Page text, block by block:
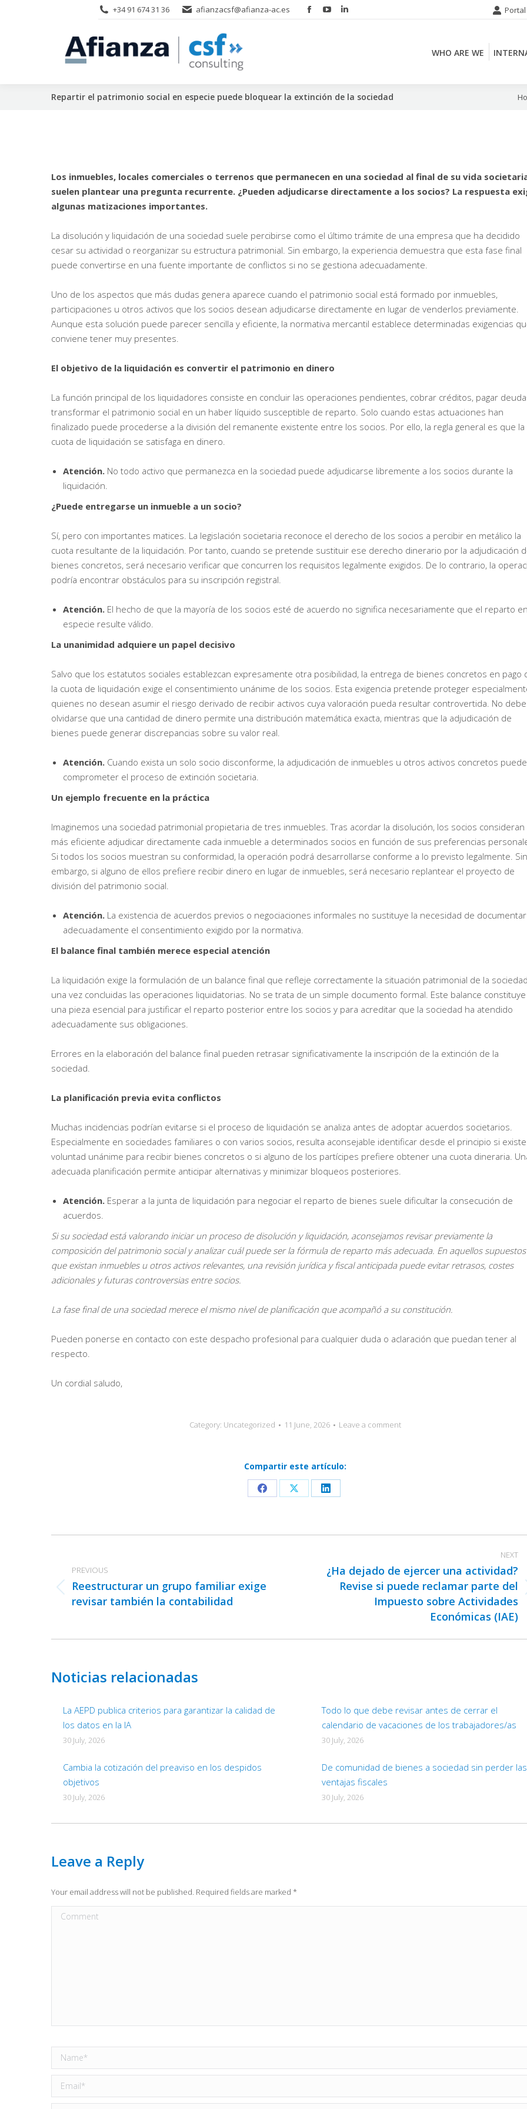
+34 91 674 31 36 afianzacsf@afianza-ac.es
Facebook
window
YouTube
window
Linkedin
window
WHO ARE WE
Repartir el patrimonio social en especie puede bloquear la extinción de la sociedad
Los inmuebles, locales comerciales o terrenos que permanecen en una sociedad al final de su vida
suelen plantear una pregunta recurrente. ¿Pueden adjudicarse directamente a los socios? La respuesta
algunas matizaciones importantes.
La disolución y liquidación de una sociedad suele percibirse como el último trámite de una empresa que ha decidido
cesar su actividad o reorganizar su estructura patrimonial. Sin embargo, la experiencia demuestra que esta fase final
puede convertirse en una fuente importante de conflictos si no se gestiona adecuadamente.
Uno de los aspectos que más dudas genera aparece cuando el patrimonio social está formado por inmuebles,
participaciones u otros activos que los socios desean adjudicarse directamente en lugar de venderlos previamente.
Aunque esta solución puede parecer sencilla y eficiente, la normativa mercantil establece determinadas exigencias
conviene tener muy presentes.
El objetivo de la liquidación es convertir el patrimonio en dinero
La función principal de los liquidadores consiste en concluir las operaciones pendientes, cobrar créditos, pagar
transformar el patrimonio social en un haber líquido susceptible de reparto. Solo cuando estas actuaciones han
finalizado puede procederse a la división del remanente existente entre los socios. Por ello, la regla general es que la
cuota de liquidación se satisfaga en dinero.
Atención. No todo activo que permanezca en la sociedad puede adjudicarse libremente a los socios durante la
liquidación.
¿Puede entregarse un inmueble a un socio?
Sí, pero con importantes matices. La legislación societaria reconoce el derecho de los socios a percibir en metálico la
cuota resultante de la liquidación. Por tanto, cuando se pretende sustituir ese derecho dinerario por la adjudicación
bienes concretos, será necesario verificar que concurren los requisitos legalmente exigidos. De lo contrario, la
podría encontrar obstáculos para su inscripción registral.
Atención. El hecho de que la mayoría de los socios esté de acuerdo no significa necesariamente que el reparto en
especie resulte válido.
La unanimidad adquiere un papel decisivo
Salvo que los estatutos sociales establezcan expresamente otra posibilidad, la entrega de bienes concretos en pago
la cuota de liquidación exige el consentimiento unánime de los socios. Esta exigencia pretende proteger
quienes no desean asumir el riesgo derivado de recibir activos cuya valoración pueda resultar controvertida. No debe
olvidarse que una cantidad de dinero permite una distribución matemática exacta, mientras que la adjudicación de
bienes puede generar discrepancias sobre su valor real.
Atención. Cuando exista un solo socio disconforme, la adjudicación de inmuebles u otros activos concretos puede
comprometer el proceso de extinción societaria.
Un ejemplo frecuente en la práctica
Imaginemos una sociedad patrimonial propietaria de tres inmuebles. Tras acordar la disolución, los socios consideran
más eficiente adjudicar directamente cada inmueble a determinados socios en función de sus preferencias
Si todos los socios muestran su conformidad, la operación podrá desarrollarse conforme a lo previsto legalmente. Sin
embargo, si alguno de ellos prefiere recibir dinero en lugar de inmuebles, será necesario replantear el proyecto de
división del patrimonio social.
Atención. La existencia de acuerdos previos o negociaciones informales no sustituye la necesidad de documentar
adecuadamente el consentimiento exigido por la normativa.
El balance final también merece especial atención
La liquidación exige la formulación de un balance final que refleje correctamente la situación patrimonial de la sociedad
una vez concluidas las operaciones liquidatorias. No se trata de un simple documento formal. Este balance constituye
una pieza esencial para justificar el reparto posterior entre los socios y para acreditar que la sociedad ha atendido
adecuadamente sus obligaciones.
Errores en la elaboración del balance final pueden retrasar significativamente la inscripción de la extinción de la
sociedad.
La planificación previa evita conflictos
Muchas incidencias podrían evitarse si el proceso de liquidación se analiza antes de adoptar acuerdos societarios.
Especialmente en sociedades familiares o con varios socios, resulta aconsejable identificar desde el principio si existe
voluntad unánime para recibir bienes concretos o si alguno de los partícipes prefiere obtener una cuota dineraria.
adecuada planificación permite anticipar alternativas y minimizar bloqueos posteriores.
Atención. Esperar a la junta de liquidación para negociar el reparto de bienes suele dificultar la consecución de
acuerdos.
Si su sociedad está valorando iniciar un proceso de disolución y liquidación, aconsejamos revisar previamente la
composición del patrimonio social y analizar cuál puede ser la fórmula de reparto más adecuada. En aquellos
que existan inmuebles u otros activos relevantes, una revisión jurídica y fiscal anticipada puede evitar retrasos, costes
adicionales y futuras controversias entre socios.
La fase final de una sociedad merece el mismo nivel de planificación que acompañó a su constitución.
Pueden ponerse en contacto con este despacho profesional para cualquier duda o aclaración que puedan tener al
respecto.
Un cordial saludo,
Category: Uncategorized 11 June, 2026 Leave a comment
Compartir este artículo:
Share
Facebook
Share
X
Share
LinkedIn
navigation
PREVIOUS
Previous
post:
Reestructurar un grupo familiar exige
revisar también la contabilidad
NEXT
¿Ha dejado de ejercer una actividad?
Revise si puede reclamar parte del
Impuesto sobre Actividades
Económicas (IAE)
Noticias relacionadas
La AEPD publica criterios para garantizar la calidad de
los datos en la IA
30 July, 2026
Todo lo que debe revisar antes de cerrar el
calendario de vacaciones de los trabajadores/as
30 July, 2026
Cambia la cotización del preaviso en los despidos
objetivos
30 July, 2026
De comunidad de bienes a sociedad sin perder las
ventajas fiscales
30 July, 2026
Leave a Reply
Your email address will not be published. Required fields are marked *
Comment
Name *
Email *